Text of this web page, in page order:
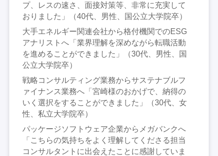
プ、レスの速さ、面接対策等、非常に充実して
おりました」（40代、男性、国公立大学院卒）
大手エネルギー関連会社から格付機関でのESG
アナリストへ「業界理解を深めながら転職活動
を進めることができました」（30代、男性、国
公立大学院卒）
戦略コンサルティング業務からサステナブルフ
ァイナンス業務へ「宮崎様のおかげで、納得の
いく選択をすることができました」（30代、女
性、私立大学院卒）
パッケージソフトウェア企業からメガバンクへ
「こちらの気持ちをよく理解してくださる担当
コンサルタントに出会えたことに感謝していま